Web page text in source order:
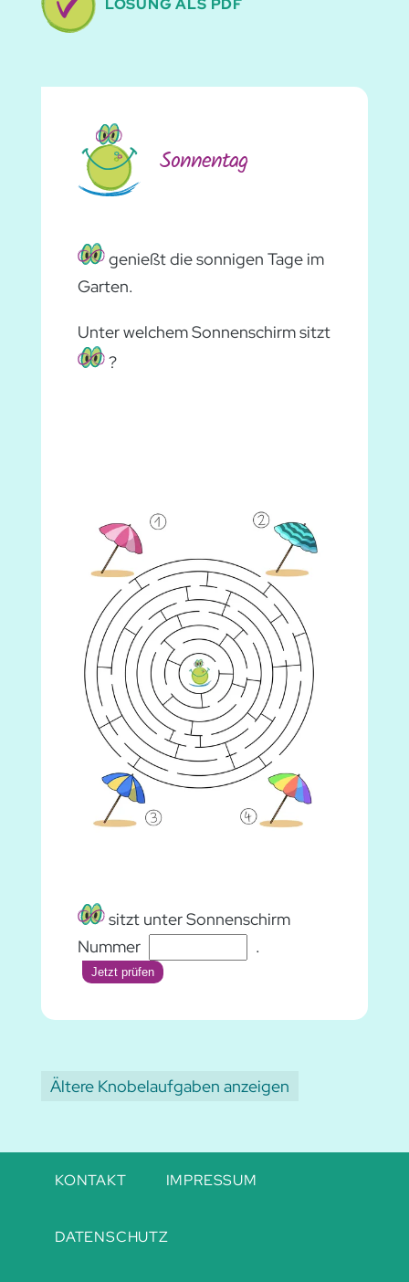
LÖSUNG ALS PDF
Sonnentag
genießt die sonnigen Tage im
Garten.
Unter welchem Sonnenschirm sitzt
?
sitzt unter Sonnenschirm
Nummer
.
Jetzt prüfen
Ältere Knobelaufgaben anzeigen
überspringen
KONTAKT IMPRESSUM
DATENSCHUTZ